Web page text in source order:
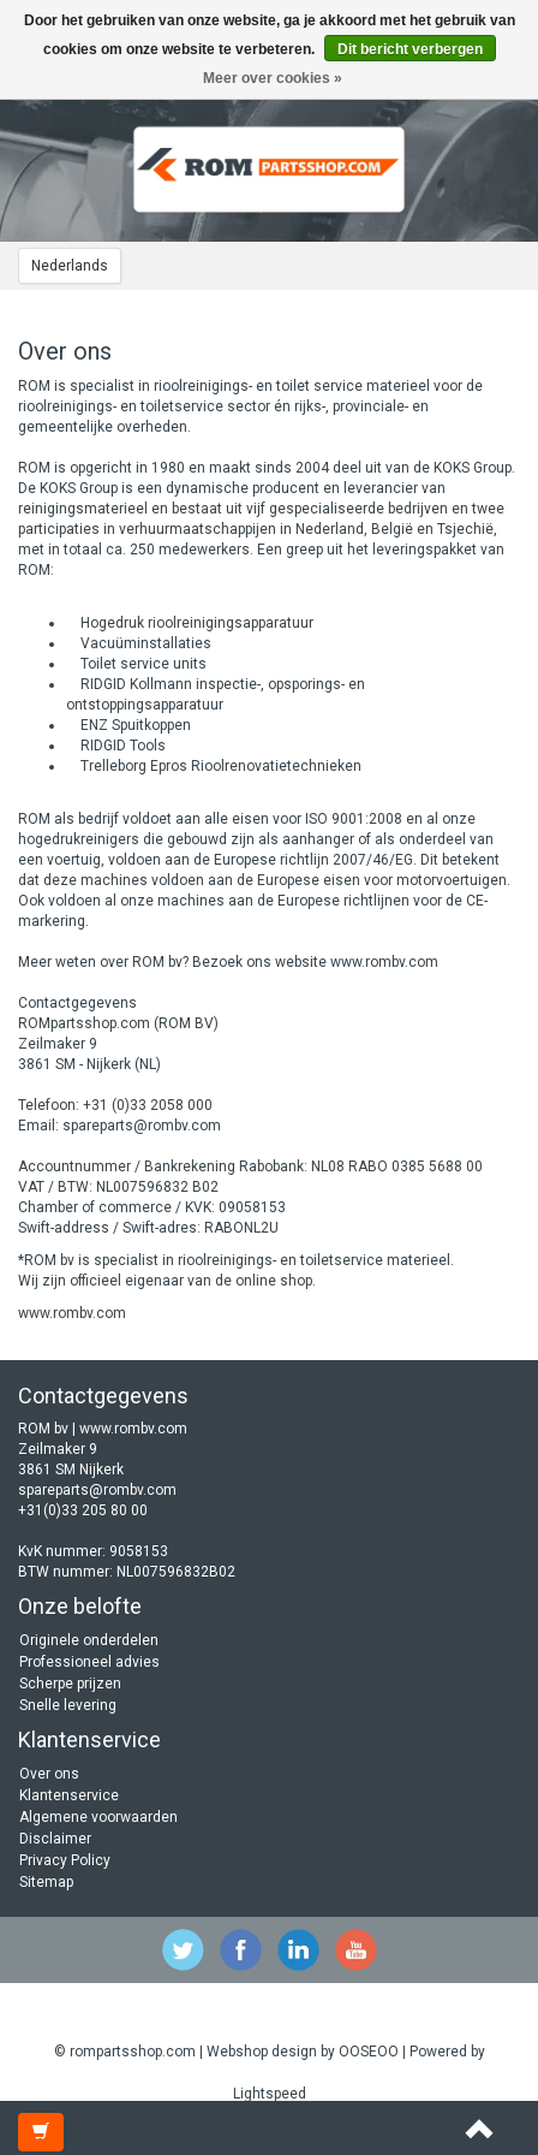
Nederlands
Toggle
navigation
Over ons
ROM is specialist in rioolreinigings- en toilet service materieel voor de
rioolreinigings- en toiletservice sector én rijks-, provinciale- en
gemeentelijke overheden.
ROM is opgericht in 1980 en maakt sinds 2004 deel uit van de KOKS Group.
De KOKS Group is een dynamische producent en leverancier van
reinigingsmaterieel en bestaat uit vijf gespecialiseerde bedrijven en twee
participaties in verhuurmaatschappijen in Nederland, België en Tsjechië,
met in totaal ca. 250 medewerkers. Een greep uit het leveringspakket van
ROM:
Hogedruk rioolreinigingsapparatuur
Vacuüminstallaties
Toilet service units
RIDGID Kollmann inspectie-, opsporings- en
ontstoppingsapparatuur
ENZ Spuitkoppen
RIDGID Tools
Trelleborg Epros Rioolrenovatietechnieken
ROM als bedrijf voldoet aan alle eisen voor ISO 9001:2008 en al onze
hogedrukreinigers die gebouwd zijn als aanhanger of als onderdeel van
een voertuig, voldoen aan de Europese richtlijn 2007/46/EG. Dit betekent
dat deze machines voldoen aan de Europese eisen voor motorvoertuigen.
Ook voldoen al onze machines aan de Europese richtlijnen voor de CE-
markering.
Meer weten over ROM bv? Bezoek ons website www.rombv.com
Contactgegevens
ROMpartsshop.com (ROM BV)
Zeilmaker 9
3861 SM - Nijkerk (NL)
Telefoon: +31 (0)33 2058 000
Email: spareparts@rombv.com
Accountnummer / Bankrekening Rabobank: NL08 RABO 0385 5688 00
VAT / BTW: NL007596832 B02
Chamber of commerce / KVK: 09058153
Swift-address / Swift-adres: RABONL2U
*ROM bv is specialist in rioolreinigings- en toiletservice materieel.
Wij zijn officieel eigenaar van de online shop.
www.rombv.com
Contactgegevens
ROM bv | www.rombv.com
Zeilmaker 9
3861 SM Nijkerk
spareparts@rombv.com
+31(0)33 205 80 00
KvK nummer: 9058153
BTW nummer: NL007596832B02
Onze belofte
Originele onderdelen
Professioneel advies
Scherpe prijzen
Snelle levering
Klantenservice
Over ons
Klantenservice
Algemene voorwaarden
Disclaimer
Privacy Policy
Sitemap
© rompartsshop.com | Webshop design by OOSEOO | Powered by
Lightspeed
Door het gebruiken van onze website, ga je akkoord met het gebruik van
cookies om onze website te verbeteren.
Dit bericht verbergen
Meer over cookies »